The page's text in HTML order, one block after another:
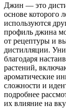
Джин — это
основе которого
используются
профиль джина
от рецептуры и
дистилляции.
благодаря
растений,
ароматические
сложности и
подробнее
их влияние на